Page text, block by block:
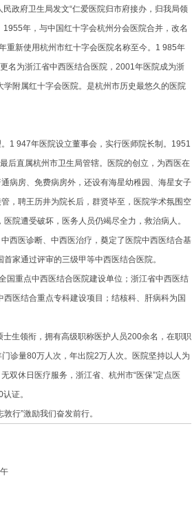
政府卫生局发文“仁爱医院归市府接办，归我局领
年，与中国红十字会杭州分会医院合并，改名
重新使用杭州市红十字会医院名称至今。1 985年
名为浙江省中西医结合医院，2001年医院成为浙
附属红十字会医院。是杭州市历史最悠久的医院
947年医院设立董事会，实行医师院长制。1951
后直属杭州市卫生局管辖。医院的创立，为西医在
病房、免费病房外，还设有海星幼稚园、海星女子
，聘王历井为院长后，群贤毕至，医院学术氛围空
院遭受破坏，医务人员仍竭尽全力，救治病人。
西医诊断、中西医治疗，奠定了医院中西医结合基
家通过评审的三级甲等中西医结合医院。
重点中西医结合医院建设单位；浙江省中西医结
西医结合重点专科建设项目；结核科、肝病科为国
生领衔，拥有高级职称医护人员200余名，在职职
诊量80万人次，年出院2万人次。医院坚持以人为
双休日医疗服务，浙江省、杭州市“医保”定点医
证。
行”激励我们奋发前行。